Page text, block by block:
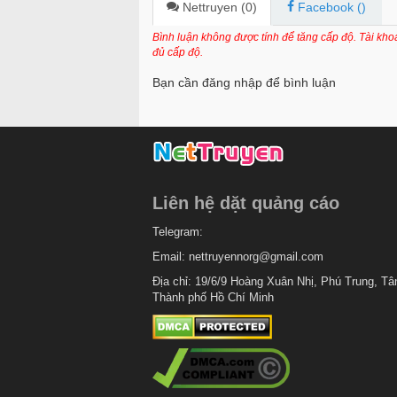
Chapter 54
Chapter 53
Chapter 49
Chapter 47
Chapter 46
Chapter 44
Chapter 43
Chapter 42
Chapter 41
Nettruyen (0) Facebook ()
Bình luận không được tính để tăng cấp độ. Tài
đủ cấp độ.
Bạn cần đăng nhập để bình luận
Liên hệ dặt quảng cáo
Telegram:
Email: nettruyennorg@gmail.com
Địa chỉ: 19/6/9 Hoàng Xuân Nhị, Phú Trung,
Thành phố Hồ Chí Minh